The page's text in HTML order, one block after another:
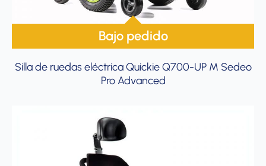
Bajo pedido
Silla de ruedas eléctrica Quickie Q700-UP M Sedeo
Pro Advanced